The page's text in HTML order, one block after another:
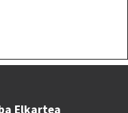
Elkartea